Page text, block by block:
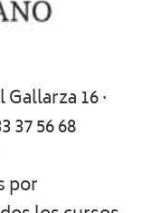
16 ·
37 56 68
por